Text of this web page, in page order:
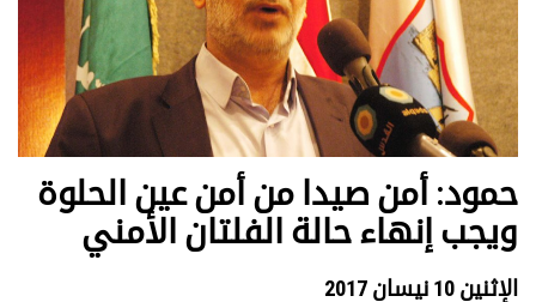
حمود: أمن صيدا من أمن عين الحلوة
ويجب إنهاء حالة الفلتان الأمني
الإثنين 10 نيسان 2017